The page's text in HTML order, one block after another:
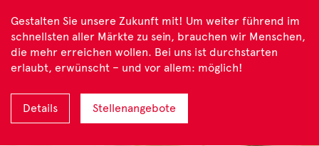
Gestalten Sie unsere Zukunft mit! Um weiter führend im
schnellsten aller Märkte zu sein, brauchen wir Menschen,
die mehr erreichen wollen. Bei uns ist durchstarten
erlaubt, erwünscht – und vor allem: möglich!
Details Stellenangebote